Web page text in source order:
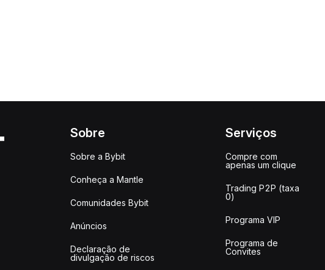
Sobre
Sobre a Bybit
Conheça a Mantle
Comunidades Bybit
Anúncios
Declaração de
divulgação de riscos
Serviços
Compre com
apenas um clique
Trading P2P (taxa
0)
Programa VIP
Programa de
Convites